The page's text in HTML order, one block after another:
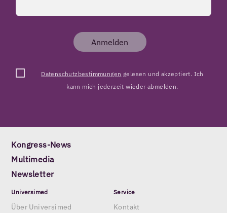
Anmelden
Datenschutzbestimmungen gelesen und akzeptiert. Ich
kann mich jederzeit wieder abmelden.
Kongress-News
Multimedia
Newsletter
Universimed
Über Universimed
Service
Kontakt